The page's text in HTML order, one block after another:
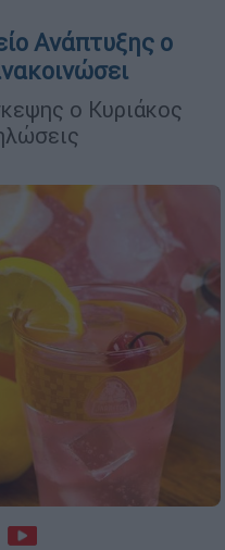
Ανάπτυξης ο
ο Κυριάκος